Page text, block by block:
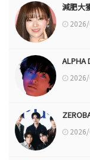
減肥大
ALPHA